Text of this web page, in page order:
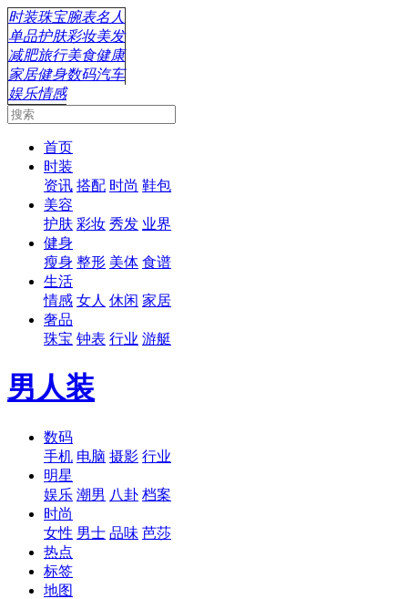
时装珠宝腕表名人
单品护肤彩妆美发
减肥旅行美食健康
家居健身数码汽车
娱乐情感
首页
时装
资讯 搭配 时尚 鞋包
美容
护肤 彩妆 秀发 业界
健身
瘦身 整形 美体 食谱
生活
情感 女人 休闲 家居
奢品
珠宝 钟表 行业 游艇
男人装
数码
手机 电脑 摄影 行业
明星
娱乐 潮男 八卦 档案
时尚
女性 男士 品味 芭莎
热点
标签
地图